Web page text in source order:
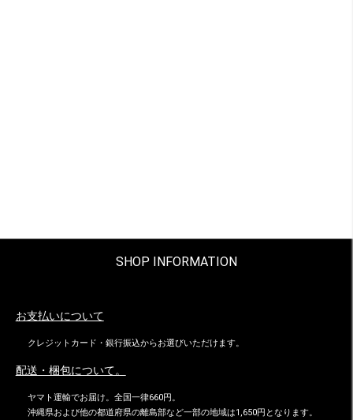
SHOP INFORMATION
お支払いについて
クレジットカード・銀行振込からお選びいただけます。
配送・梱包について。
ヤマト運輸でお届け。全国一律660円。
沖縄県および他の都道府県の離島部など一部の地域は1,650円となります。